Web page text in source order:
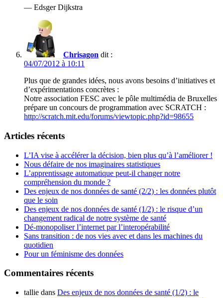
— Edsger Dijkstra
Chrisagon dit :
04/07/2012 à 10:11
Plus que de grandes idées, nous avons besoins d’initiatives et
d’expérimentations concrètes :
Notre association FESC avec le pôle multimédia de Bruxelles
prépare un concours de programmation avec SCRATCH :
http://scratch.mit.edu/forums/viewtopic.php?id=98655
Articles récents
L’IA vise à accélérer la décision, bien plus qu’à l’améliorer !
Nous défaire de nos imaginaires statistiques
L’apprentissage automatique peut-il changer notre
compréhension du monde ?
Des enjeux de nos données de santé (2/2) : les données plutôt
que le soin
Des enjeux de nos données de santé (1/2) : le risque d’un
changement radical de notre système de santé
Dé-monopoliser l’internet par l’interopérabilité
Sans transition : de nos vies avec et dans les machines du
quotidien
Pour un féminisme des données
Commentaires récents
tallie dans Des enjeux de nos données de santé (1/2) : le